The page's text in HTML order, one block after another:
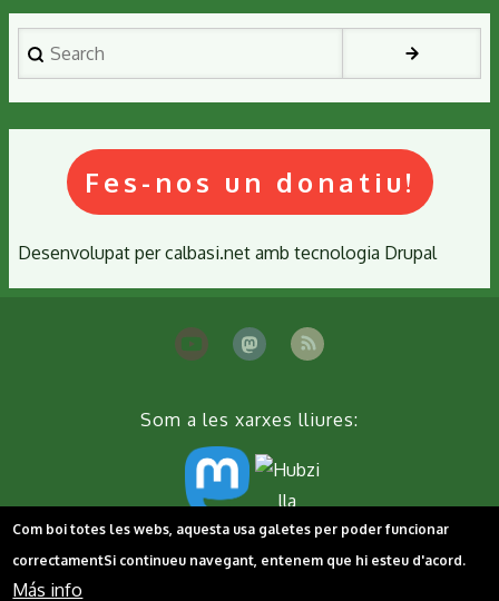
Search
Fes-nos un donatiu!
Desenvolupat percalbasi.net amb tecnologia Drupal
Som a les xarxes lliures:
Peu Contacta'ns Cookies Política de privacitat
Com boi totes les webs, aquesta usa galetes per poder funcionar
correctamentSi continueu navegant, entenem que hi esteu d'acord.
Más info